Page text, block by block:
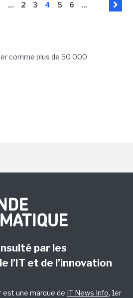
... 2 3 4 5 6 ...
comme plus de 50 000
par les
l’IT et de l’innovation
une marque de IT News Info, 1er